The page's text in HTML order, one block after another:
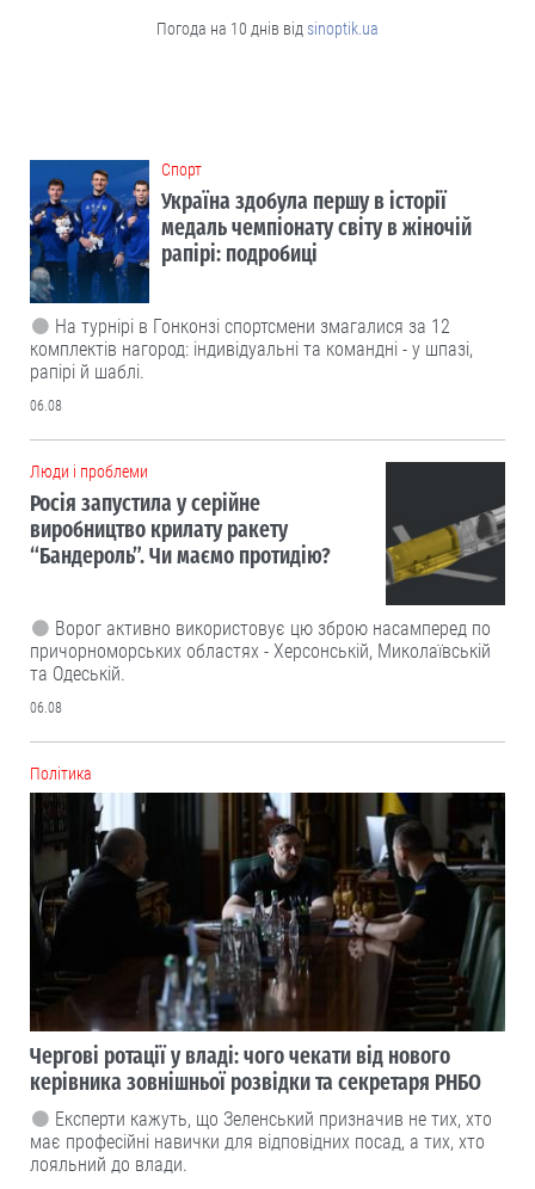
Погода на 10 днів відsinoptik.ua
Cпорт
Україна здобула першу в історії
медаль чемпіонату світу в жіночій
рапірі: подробиці
На турнірі в Гонконзі спортсмени змагалися за 12
комплектів нагород: індивідуальні та командні - у шпазі,
рапірі й шаблі.
06.08
Люди і проблеми
Росія запустила у серійне
виробництво крилату ракету
“Бандероль”. Чи маємо протидію?
Ворог активно використовує цю зброю насамперед по
причорноморських областях - Херсонській, Миколаївській
та Одеській.
06.08
Політика
Чергові ротації у владі: чого чекати від нового
керівника зовнішньої розвідки та секретаря РНБО
Експерти кажуть, що Зеленський призначив не тих, хто
має професійні навички для відповідних посад, а тих, хто
лояльний до влади.